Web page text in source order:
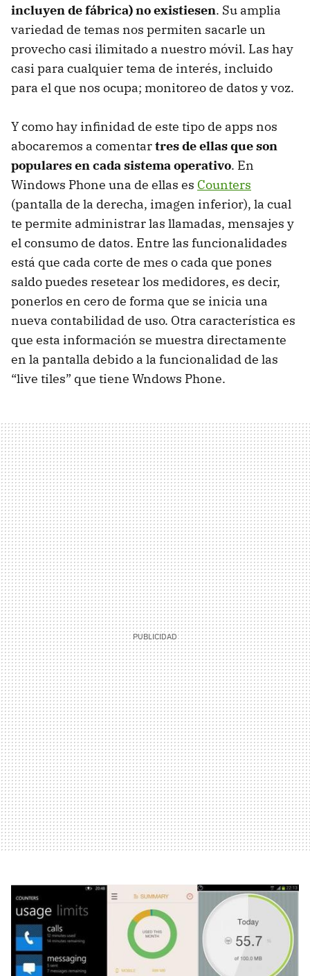
incluyen de fábrica) no existiesen. Su amplia
variedad de temas nos permiten sacarle un
provecho casi ilimitado a nuestro móvil. Las hay
casi para cualquier tema de interés, incluido
para el que nos ocupa; monitoreo de datos y voz.
Y como hay infinidad de este tipo de apps nos
abocaremos a comentartres de ellas que son
populares en cada sistema operativo. En
Windows Phone una de ellas es Counters
(pantalla de la derecha, imagen inferior), la cual
te permite administrar las llamadas, mensajes y
el consumo de datos. Entre las funcionalidades
está que cada corte de mes o cada que pones
saldo puedes resetear los medidores, es decir,
ponerlos en cero de forma que se inicia una
nueva contabilidad de uso. Otra característica es
que esta información se muestra directamente
en la pantalla debido a la funcionalidad de las
“live tiles” que tiene Wndows Phone.